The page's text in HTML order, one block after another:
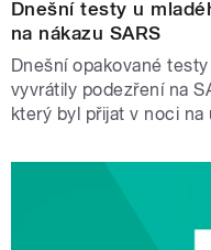
Dnešní testy u
na nákazu SARS
Dnešní opakované
vyvrátily podezření na
který byl přijat v noci